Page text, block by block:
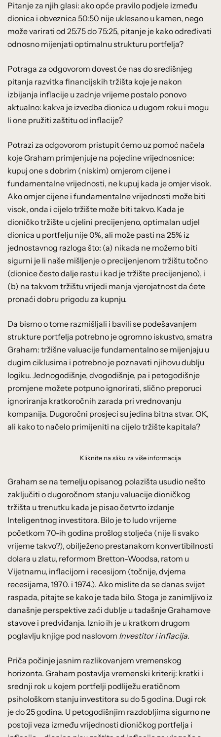
Pitanje za njih glasi: ako opće pravilo podjele između
dionica i obveznica 50:50 nije uklesano u kamen, nego
može varirati od 25:75 do 75:25, pitanje je kako određivati
odnosno mijenjati optimalnu strukturu portfelja?
Potraga za odgovorom dovest će nas do središnjeg
pitanja razvitka financijskih tržišta koje je nakon
izbijanja inflacije u zadnje vrijeme postalo ponovo
aktualno: kakva je izvedba dionica u dugom roku i mogu
li one pružiti zaštitu od inflacije?
Potrazi za odgovorom pristupit ćemo uz pomoć načela
koje Graham primjenjuje na pojedine vrijednosnice:
kupuj one s dobrim (niskim) omjerom cijene i
fundamentalne vrijednosti, ne kupuj kada je omjer visok.
Ako omjer cijene i fundamentalne vrijednosti može biti
visok, onda i cijelo tržište može biti takvo. Kada je
dioničko tržište u cjelini precijenjeno, optimalan udjel
dionica u portfelju nije 0%, ali može pasti na 25% iz
jednostavnog razloga što: (a) nikada ne možemo biti
sigurni je li naše mišljenje o precijenjenom tržištu točno
(dionice često dalje rastu i kad je tržište precijenjeno), i
(b) na takvom tržištu vrijedi manja vjerojatnost da ćete
pronaći dobru prigodu za kupnju.
Da bismo o tome razmišljali i bavili se podešavanjem
strukture portfelja potrebno je ogromno iskustvo, smatra
Graham: tržišne valuacije fundamentalno se mijenjaju u
dugim ciklusima i potrebno je poznavati njihovu dublju
logiku. Jednogodišnje, dvogodišnje, pa i petogodišnje
promjene možete potpuno ignorirati, slično preporuci
ignoriranja kratkoročnih zarada pri vrednovanju
kompanija. Dugoročni prosjeci su jedina bitna stvar. OK,
ali kako to načelo primijeniti na cijelo tržište kapitala?
Kliknite na sliku za više informacija
Graham se na temelju opisanog polazišta usudio nešto
zaključiti o dugoročnom stanju valuacije dioničkog
tržišta u trenutku kada je pisao četvrto izdanje
Inteligentnog investitora. Bilo je to ludo vrijeme
početkom 70-ih godina prošlog stoljeća (nije li svako
vrijeme takvo?), obilježeno prestanakom konvertibilnosti
dolara u zlatu, reformom Bretton-Woodsa, ratom u
Vijetnamu, inflacijom i recesijom (točnije, dvjema
recesijama, 1970. i 1974.). Ako mislite da se danas svijet
raspada, pitajte se kako je tada bilo. Stoga je zanimljivo iz
današnje perspektive zaći dublje u tadašnje Grahamove
stavove i predviđanja. Iznio ih je u kratkom drugom
poglavlju knjige pod naslovom Investitor i inflacija.
Priča počinje jasnim razlikovanjem vremenskog
horizonta. Graham postavlja vremenski kriterij: kratki i
srednji rok u kojem portfelji podliježu eratičnom
psihološkom stanju investitora su do 5 godina. Dugi rok
je do 25 godina. U petogodišnjim razdobljima sigurno ne
postoji veza između vrijednosti dioničkog portfelja i